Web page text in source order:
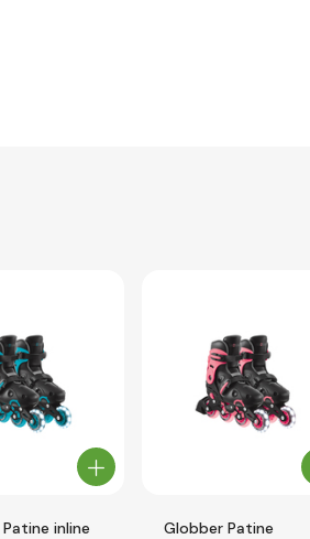
inline
Globber Patine